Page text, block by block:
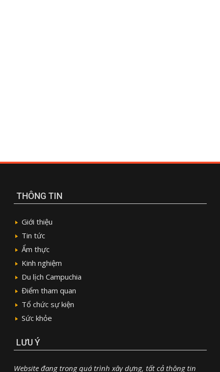
THÔNG TIN
Giới thiệu
Tin tức
Ẩm thực
Kinh nghiệm
Du lịch Campuchia
Điểm tham quan
Tổ chức sự kiện
Sức khỏe
LƯU Ý
Website đang trong quá trình xây dựng, tất cả thông tin